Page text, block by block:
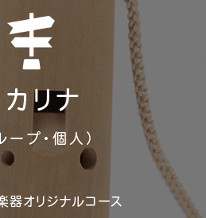
レッスン会場
ノ
オルガン
キーボード
音 各種楽器
管楽器修理・メンテナンス
教室レンタル
リナ
ープ・個人）
器オリジナルコース